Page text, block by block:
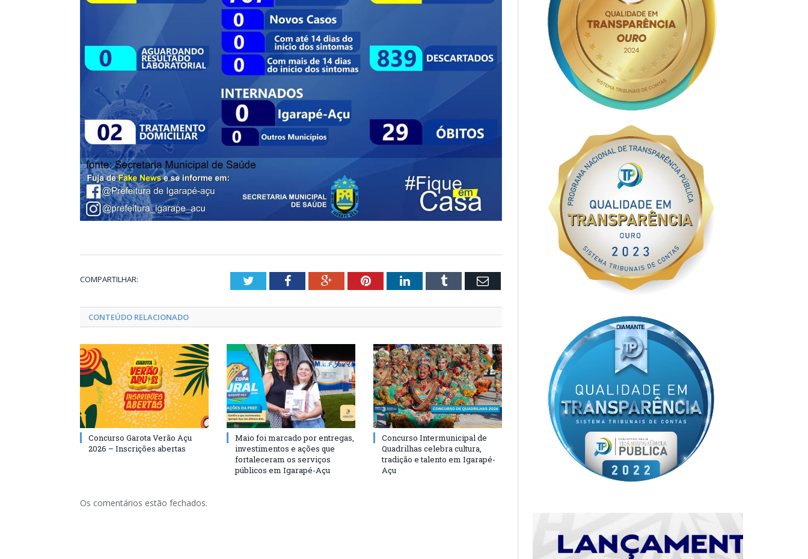
COMPARTILHAR: TwitterFacebookGoogle+PinterestLinkedInTumblr Email
CONTEÚDO RELACIONADO
Concurso Garota Verão Açu
2026 – Inscrições abertas
Maio foi marcado por entregas,
investimentos e ações que
fortaleceram os serviços
públicos em Igarapé-Açu
Concurso Intermunicipal de
Quadrilhas celebra cultura,
tradição e talento em Igarapé-
Açu
Os comentários estão fechados.